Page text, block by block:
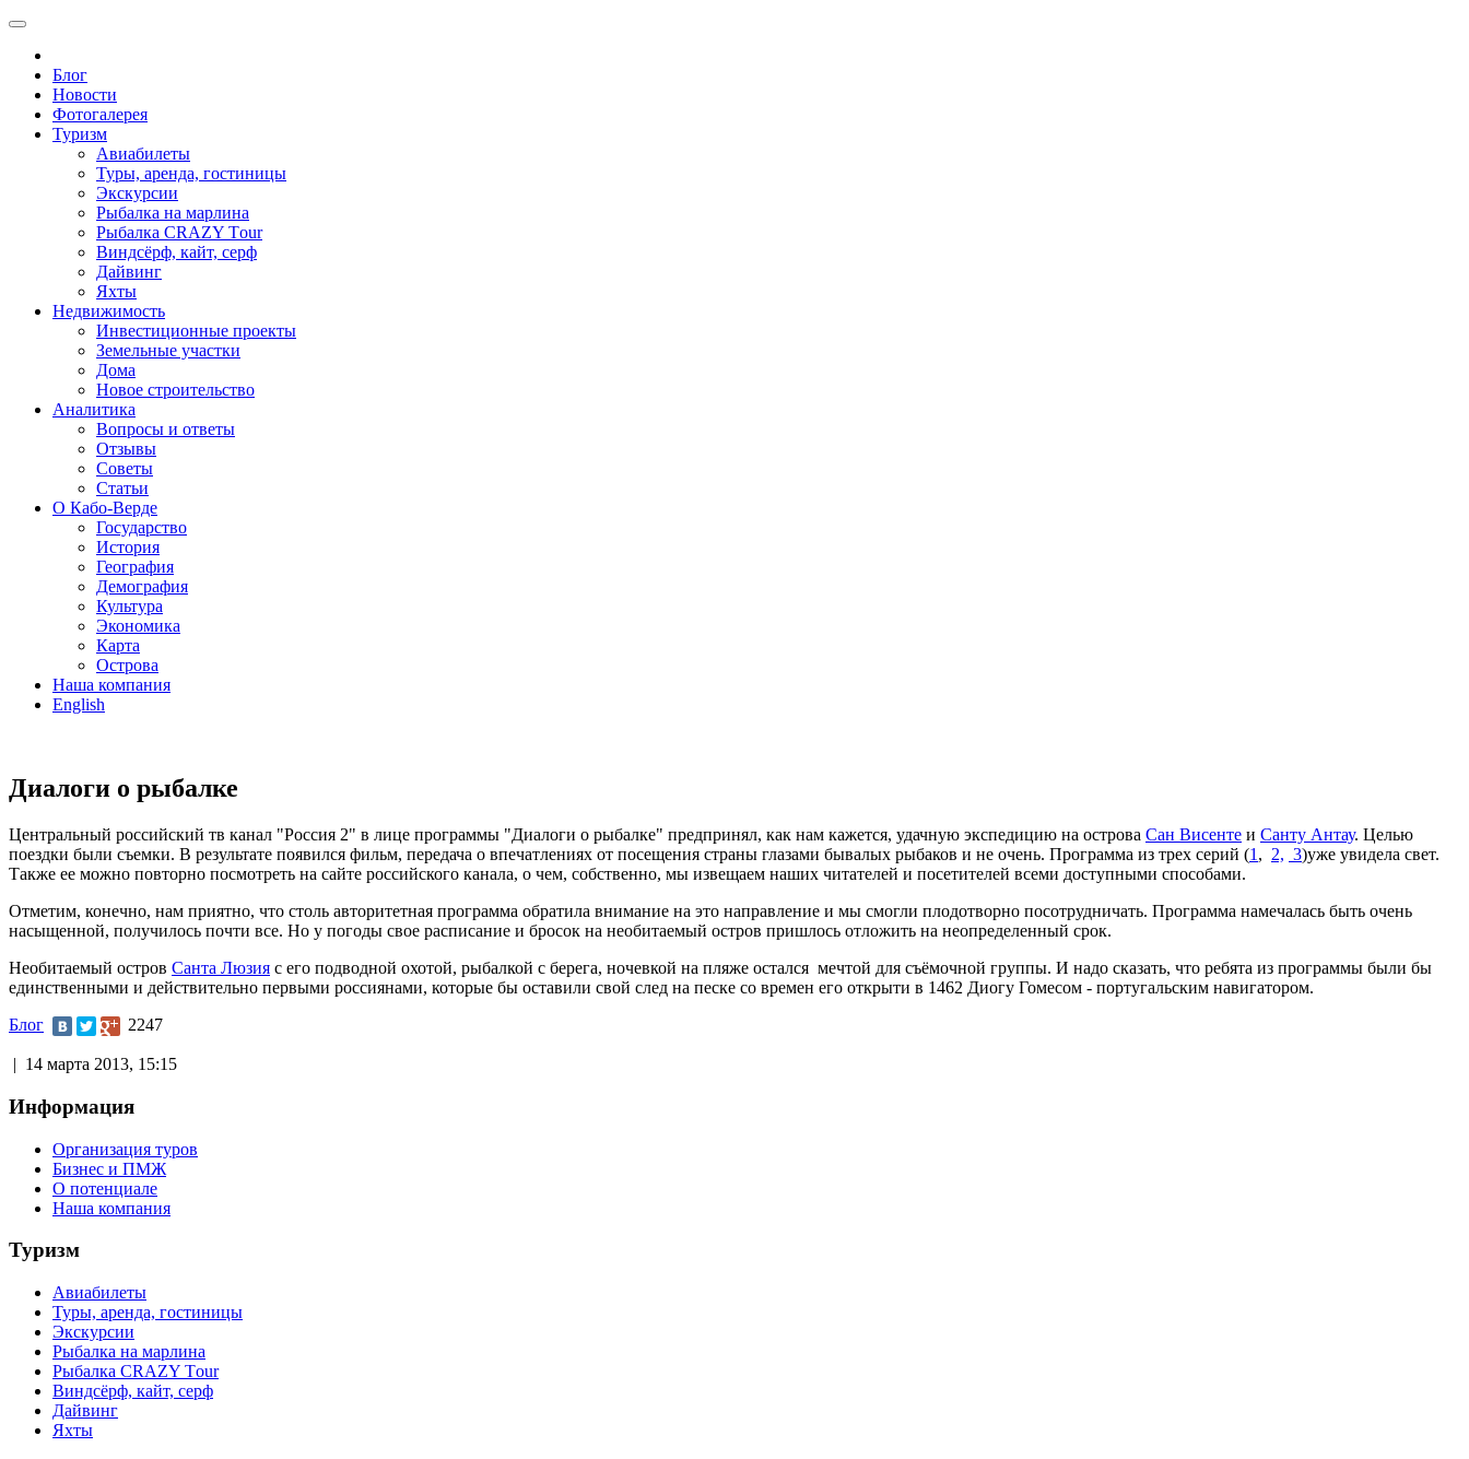
Блог
Новости
Фотогалерея
Туризм
Авиабилеты
Туры, аренда, гостиницы
Экскурсии
Рыбалка на марлина
Рыбалка CRAZY Тour
Виндсёрф, кайт, серф
Дайвинг
Яхты
Недвижимость
Инвестиционные проекты
Земельные участки
Дома
Новое строительство
Аналитика
Вопросы и ответы
Отзывы
Советы
Статьи
О Кабо-Верде
Государство
История
География
Демография
Культура
Экономика
Карта
Острова
Наша компания
English
Диалоги о рыбалке
Центральный российский тв канал "Россия 2" в лице программы "Диалоги о рыбалке" предпринял, как нам кажется, удачную экспедицию на острова Сан Висенте и Санту Антау. Целью
поездки были съемки. В результате появился фильм, передача о впечатлениях от посещения страны глазами бывалых рыбаков и не очень. Программа из трех серий (1 , 2, 3)уже увидела свет.
Также ее можно повторно посмотреть на сайте российского канала, о чем, собственно, мы извещаем наших читателей и посетителей всеми доступными способами.
Отметим, конечно, нам приятно, что столь авторитетная программа обратила внимание на это направление и мы смогли плодотворно посотрудничать. Программа намечалась быть очень
насыщенной, получилось почти все. Но у погоды свое расписание и бросок на необитаемый остров пришлось отложить на неопределенный срок.
Необитаемый остров Санта Люзия с его подводной охотой, рыбалкой с берега, ночевкой на пляже остался мечтой для съёмочной группы. И надо сказать, что ребята из программы были бы
единственными и действительно первыми россиянами, которые бы оставили свой след на песке со времен его открыти в 1462 Диогу Гомесом - португальским навигатором.
Блог
2247
| 14 марта 2013, 15:15
Информация
Организация туров
Бизнес и ПМЖ
О потенциале
Наша компания
Туризм
Авиабилеты
Туры, аренда, гостиницы
Экскурсии
Рыбалка на марлина
Рыбалка CRAZY Тour
Виндсёрф, кайт, серф
Дайвинг
Яхты